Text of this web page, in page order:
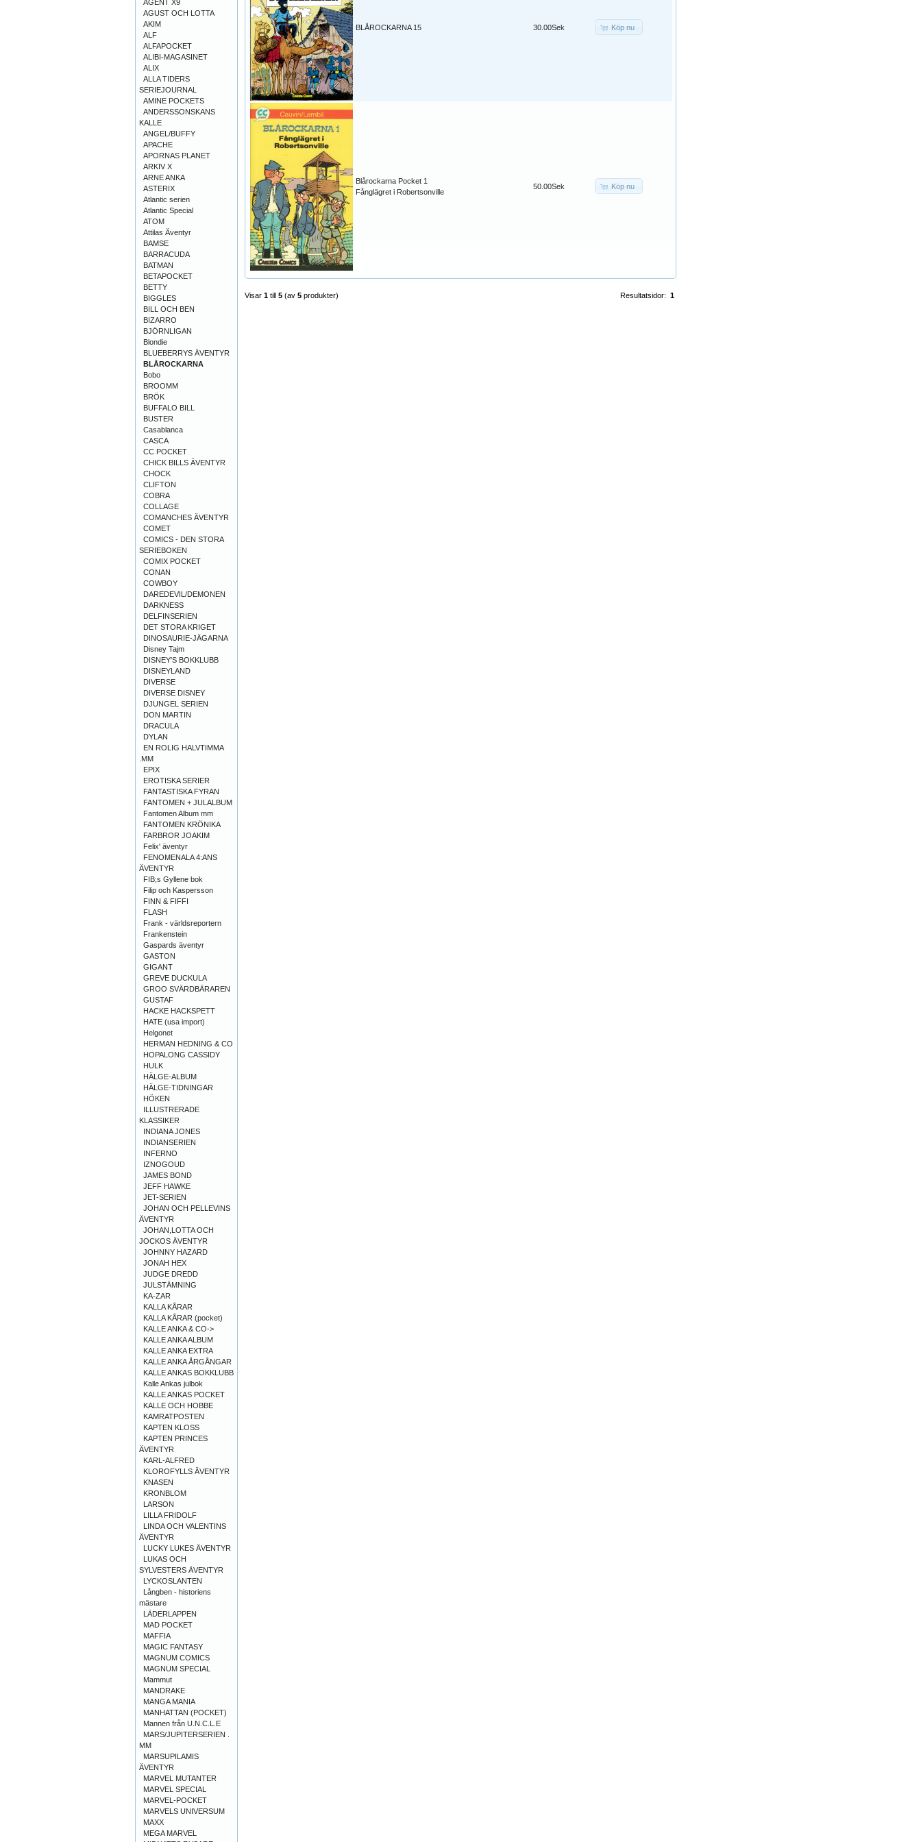
BLÅROCKARNA 15 30.00Sek Köp nu
Blårockarna Pocket 1
Fånglägret i Robertsonville
50.00Sek Köp nu
Resultatsidor: 1
Visar 1 till 5 (av 5 produkter)
AGENT X9
AGUST OCH LOTTA
AKIM
ALF
ALFAPOCKET
ALIBI-MAGASINET
ALIX
ALLA TIDERS
SERIEJOURNAL
AMINE POCKETS
ANDERSSONSKANS
KALLE
ANGEL/BUFFY
APACHE
APORNAS PLANET
ARKIV X
ARNE ANKA
ASTERIX
Atlantic serien
Atlantic Special
ATOM
Attilas Äventyr
BAMSE
BARRACUDA
BATMAN
BETAPOCKET
BETTY
BIGGLES
BILL OCH BEN
BIZARRO
BJÖRNLIGAN
Blondie
BLUEBERRYS ÄVENTYR
BLÅROCKARNA
Bobo
BROOMM
BRÖK
BUFFALO BILL
BUSTER
Casablanca
CASCA
CC POCKET
CHICK BILLS ÄVENTYR
CHOCK
CLIFTON
COBRA
COLLAGE
COMANCHES ÄVENTYR
COMET
COMICS - DEN STORA
SERIEBOKEN
COMIX POCKET
CONAN
COWBOY
DAREDEVIL/DEMONEN
DARKNESS
DELFINSERIEN
DET STORA KRIGET
DINOSAURIE-JÄGARNA
Disney Tajm
DISNEY'S BOKKLUBB
DISNEYLAND
DIVERSE
DIVERSE DISNEY
DJUNGEL SERIEN
DON MARTIN
DRACULA
DYLAN
EN ROLIG HALVTIMMA
.MM
EPIX
EROTISKA SERIER
FANTASTISKA FYRAN
FANTOMEN + JULALBUM
Fantomen Album mm
FANTOMEN KRÖNIKA
FARBROR JOAKIM
Felix' äventyr
FENOMENALA 4:ANS
ÄVENTYR
FIB;s Gyllene bok
Filip och Kaspersson
FINN & FIFFI
FLASH
Frank - världsreportern
Frankenstein
Gaspards äventyr
GASTON
GIGANT
GREVE DUCKULA
GROO SVÄRDBÄRAREN
GUSTAF
HACKE HACKSPETT
HATE (usa import)
Helgonet
HERMAN HEDNING & CO
HOPALONG CASSIDY
HULK
HÄLGE-ALBUM
HÄLGE-TIDNINGAR
HÖKEN
ILLUSTRERADE
KLASSIKER
INDIANA JONES
INDIANSERIEN
INFERNO
IZNOGOUD
JAMES BOND
JEFF HAWKE
JET-SERIEN
JOHAN OCH PELLEVINS
ÄVENTYR
JOHAN,LOTTA OCH
JOCKOS ÄVENTYR
JOHNNY HAZARD
JONAH HEX
JUDGE DREDD
JULSTÄMNING
KA-ZAR
KALLA KÅRAR
KALLA KÅRAR (pocket)
KALLE ANKA & CO->
KALLE ANKA ALBUM
KALLE ANKA EXTRA
KALLE ANKA ÅRGÅNGAR
KALLE ANKAS BOKKLUBB
Kalle Ankas julbok
KALLE ANKAS POCKET
KALLE OCH HOBBE
KAMRATPOSTEN
KAPTEN KLOSS
KAPTEN PRINCES
ÄVENTYR
KARL-ALFRED
KLOROFYLLS ÄVENTYR
KNASEN
KRONBLOM
LARSON
LILLA FRIDOLF
LINDA OCH VALENTINS
ÄVENTYR
LUCKY LUKES ÄVENTYR
LUKAS OCH
SYLVESTERS ÄVENTYR
LYCKOSLANTEN
Långben - historiens
mästare
LÄDERLAPPEN
MAD POCKET
MAFFIA
MAGIC FANTASY
MAGNUM COMICS
MAGNUM SPECIAL
Mammut
MANDRAKE
MANGA MANIA
MANHATTAN (POCKET)
Mannen från U.N.C.L.E
MARS/JUPITERSERIEN .
MM
MARSUPILAMIS
ÄVENTYR
MARVEL MUTANTER
MARVEL SPECIAL
MARVEL-POCKET
MARVELS UNIVERSUM
MAXX
MEGA MARVEL